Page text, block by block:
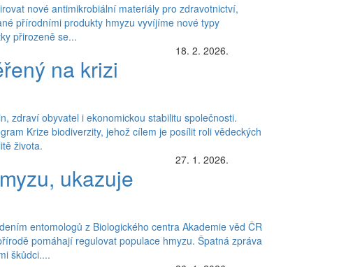
nové antimikrobiální materiály pro zdravotnictví,
přírodními produkty hmyzu vyvíjíme nové typy
přirozeně se...
na krizi
18. 2. 2026.
zdraví obyvatel i ekonomickou stabilitu společnosti.
Krize biodiverzity, jehož cílem je posílit roli vědeckých
života.
ukazuje
27. 1. 2026.
entomologů z Biologického centra Akademie věd ČR
pomáhají regulovat populace hmyzu. Špatná zpráva
škůdci....